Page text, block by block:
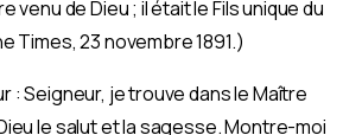
venu de Dieu ; il était le Fils unique du
Times, 23 novembre 1891.)
: Seigneur, je trouve dans le Maître
le salut et la sagesse. Montre-moi